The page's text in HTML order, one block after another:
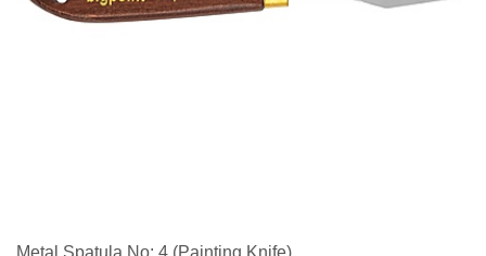
Metal Spatula No: 4 (Painting Knife)